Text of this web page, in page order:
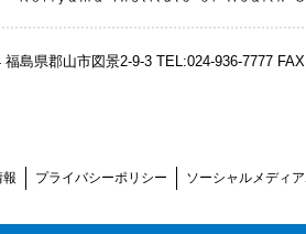
福島県郡山市図景2-9-3 TEL:024-936-7777
報 プライバシーポリシー ソーシャルメディ